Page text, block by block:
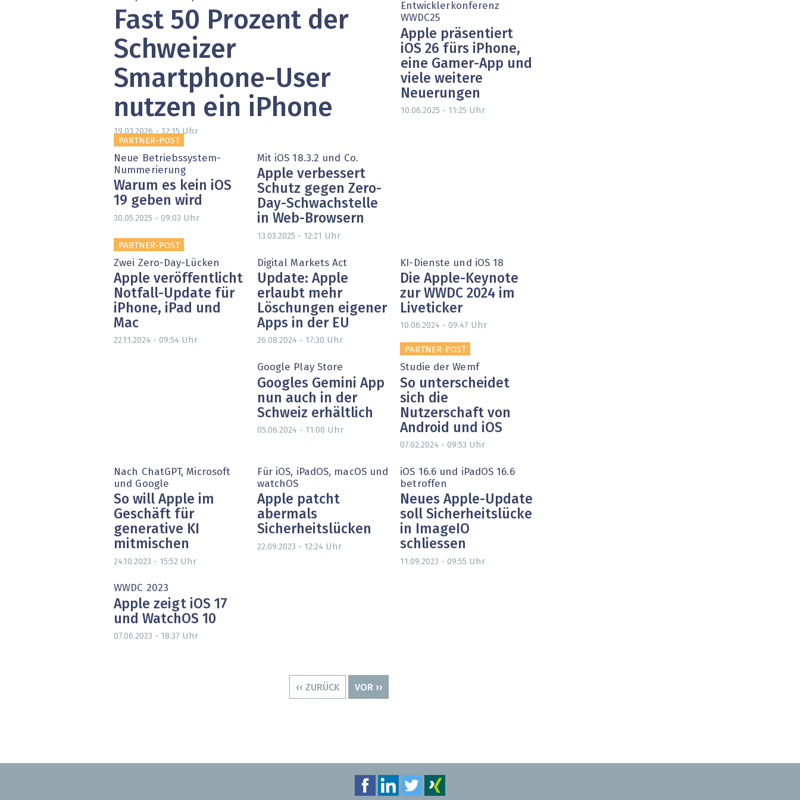
» alle News Gesundheit wird digital
Blockchain
EU-DSGVO
XaaS, Managed Services & Co.
» alle Dossiers
IT for Health
Artificial Intelligence
Finance 2030
Fintech & Insurtech
Fast 50 Prozent der
Schweizer
Smartphone-User
nutzen ein iPhone
19.03.2026 - 12:15Uhr
Entwicklerkonferenz
WWDC25
Apple präsentiert
iOS 26 fürs iPhone,
eine Gamer-App und
viele weitere
Neuerungen
10.06.2025 - 11:25 Uhr
PARTNER-POST
Neue Betriebssystem-
Nummerierung
Warum es kein iOS
19 geben wird
30.05.2025 - 09:03 Uhr
Mit iOS 18.3.2 und Co.
Apple verbessert
Schutz gegen Zero-
Day-Schwachstelle
in Web-Browsern
13.03.2025 - 12:21 Uhr
PARTNER-POST
Zwei Zero-Day-Lücken
Apple veröffentlicht
Notfall-Update für
iPhone, iPad und
Mac
22.11.2024 - 09:54 Uhr
Digital Markets Act
Update: Apple
erlaubt mehr
Löschungen eigener
Apps in der EU
26.08.2024 - 17:30 Uhr
KI-Dienste und iOS 18
Die Apple-Keynote
zur WWDC 2024 im
Liveticker
10.06.2024 - 09:47 Uhr
Google Play Store
Googles Gemini App
nun auch in der
Schweiz erhältlich
05.06.2024 - 11:00 Uhr
PARTNER-POST
Studie der Wemf
So unterscheidet
sich die
Nutzerschaft von
Android und iOS
07.02.2024 - 09:53 Uhr
Nach ChatGPT, Microsoft
und Google
So will Apple im
Geschäft für
generative KI
mitmischen
24.10.2023 - 15:52 Uhr
Für iOS, iPadOS, macOS und
watchOS
Apple patcht
abermals
Sicherheitslücken
22.09.2023 - 12:24 Uhr
iOS 16.6 und iPadOS 16.6
betroffen
Neues Apple-Update
soll Sicherheitslücke
in ImageIO
schliessen
11.09.2023 - 09:55 Uhr
WWDC 2023
Apple zeigt iOS 17
und WatchOS 10
07.06.2023 - 18:37 Uhr
VORHERIGE
‹‹ ZURÜCK
NÄCHSTE
VOR ››